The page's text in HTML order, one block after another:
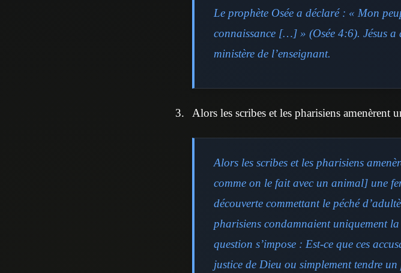
Le prophète Osée a déclaré : « Mon
connaissance […] » (Osée 4:6). Jésus
ministère de l’enseignant.
Alors les scribes et les pharisiens amenèrent
Alors les scribes et les pharisiens
comme on le fait avec un animal] une
découverte commettant le péché
pharisiens condamnaient uniquement
question s’impose : Est-ce que ces
justice de Dieu ou simplement tendre